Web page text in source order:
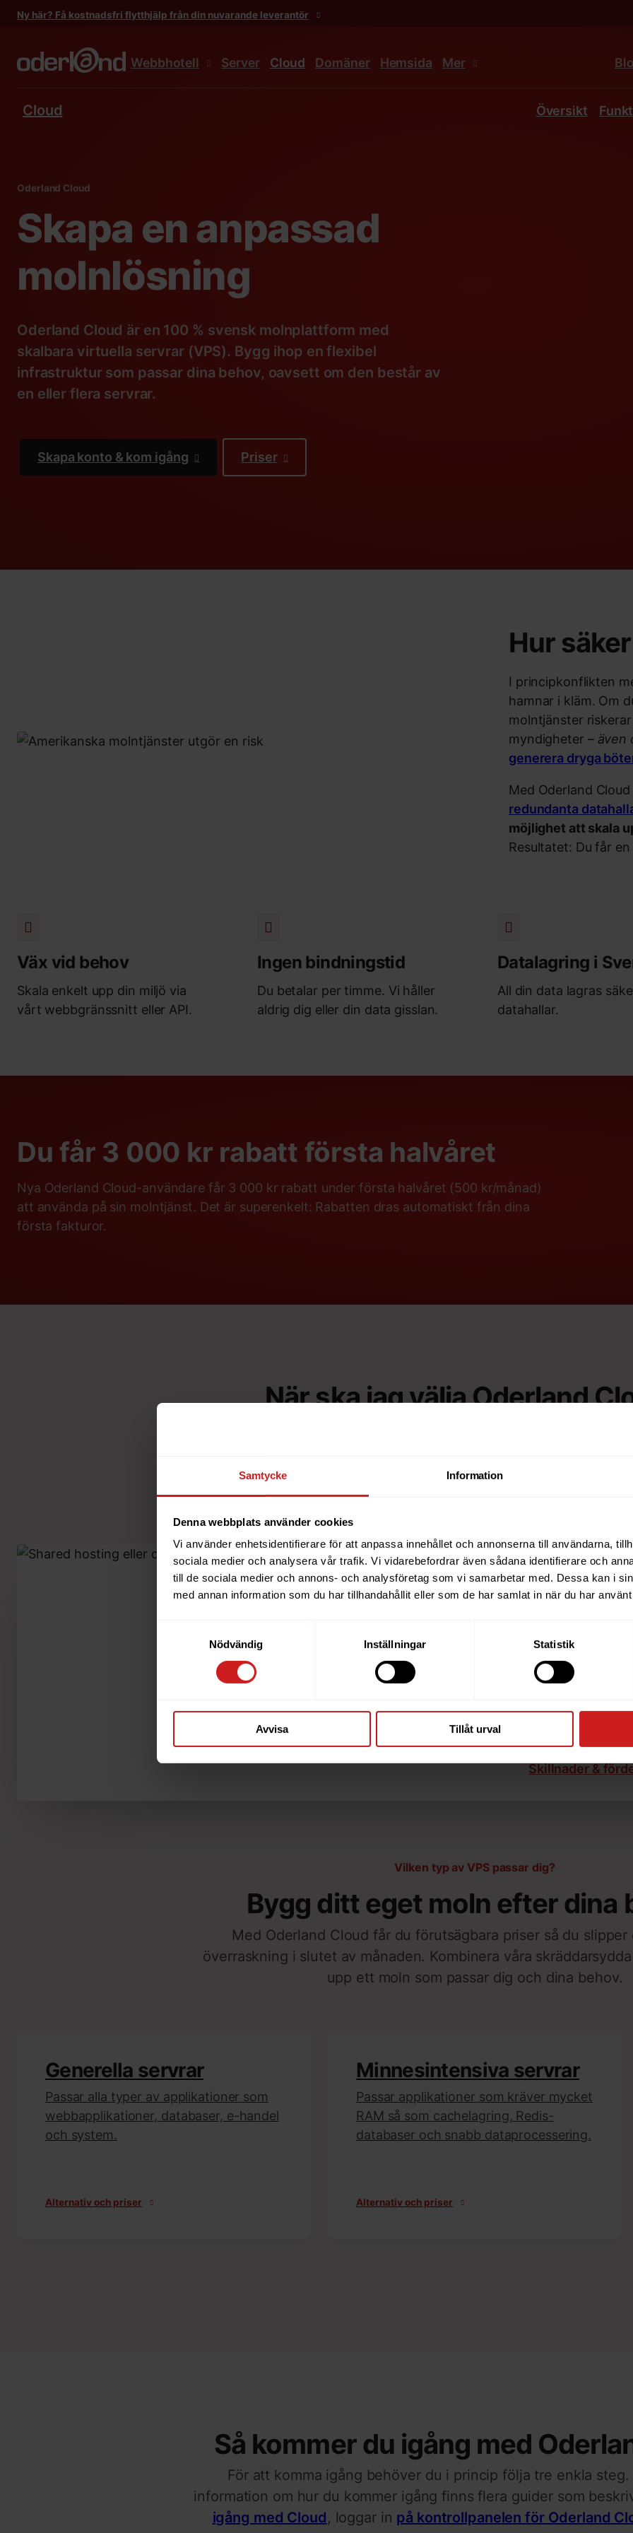
Samtycke Information
Denna webbplats använder cookies
Vi använder enhetsidentifierare för att anpassa innehållet och annonserna till användarna,
sociala medier och analysera vår trafik. Vi vidarebefordrar även sådana identifierare och
till de sociala medier och annons- och analysföretag som vi samarbetar med. Dessa kan i
med annan information som du har tillhandahållit eller som de har samlat in när du har
Nödvändig
Inställningar Statistik
Avvisa Tillåt urval
Ny här? Få kostnadsfri flytthjälp från din nuvarande leverantör
Webbhotell Server Cloud Domäner Hemsida Mer
Cloud Översikt
Oderland Cloud
Skapa en anpassad
molnlösning
Oderland Cloud är en 100 % svensk molnplattform med
skalbara virtuella servrar (VPS). Bygg ihop en flexibel
infrastruktur som passar dina behov, oavsett om den består av
en eller flera servrar.
Skapa konto & kom igång Priser
Hur
I principkonflikten
hamnar i kläm. Om
molntjänster
myndigheter – även
generera dryga
Med Oderland
redundanta
möjlighet att skala
Resultatet: Du får
Väx vid behov
Skala enkelt upp din miljö via
vårt webbgränssnitt eller API.
Ingen bindningstid
Du betalar per timme. Vi håller
aldrig dig eller din data gisslan.
Datalagring i
All din data lagras
datahallar.
Du får 3 000 kr rabatt första halvåret
Nya Oderland Cloud-användare får 3 000 kr rabatt under första halvåret (500 kr/månad)
att använda på sin molntjänst. Det är superenkelt: Rabatten dras automatiskt från dina
första fakturor.
När ska jag välja Oderland
Välj Cloud när du behöver mer kontroll än ett vanligt
tid. Du kan börja med en mindre VPS och bygga vidare med fler
eller separata nätverk när behovet ökar.
Du som
när du väljer var
vilken form av
företag eller
I den här
och påminner
Skillnader &
Vilken typ av VPS passar dig?
Bygg ditt eget moln efter dina
Med Oderland Cloud får du förutsägbara priser så du
överraskning i slutet av månaden. Kombinera våra
upp ett moln som passar dig och dina behov.
Generella servrar
Passar alla typer av applikationer som
webbapplikationer, databaser, e-handel
och system.
Alternativ och priser
Minnesintensiva servrar
Passar applikationer som kräver mycket
RAM så som cachelagring, Redis-
databaser och snabb dataprocessering.
Alternativ och priser
Så kommer du igång med
För att komma igång behöver du i princip följa tre enkla
information om hur du kommer igång finns flera guider som
igång med Cloud, loggar in på kontrollpanelen för Oderland